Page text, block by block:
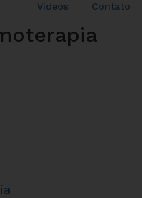
Vídeos Contato